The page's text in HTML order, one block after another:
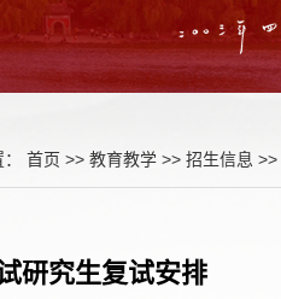
首页 >> 教育教学 >> 招生信息 >>
研究生复试安排